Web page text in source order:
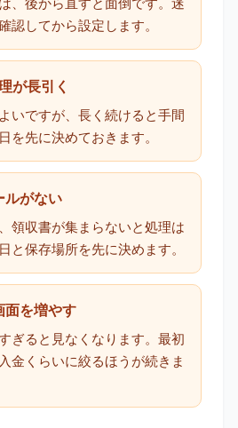
認してから設定します。
が長引く
いですが、長く続けると手間
を先に決めておきます。
ルがない
領収書が集まらないと処理は
と保存場所を先に決めます。
面を増やす
ぎると見なくなります。最初
金くらいに絞るほうが続きま